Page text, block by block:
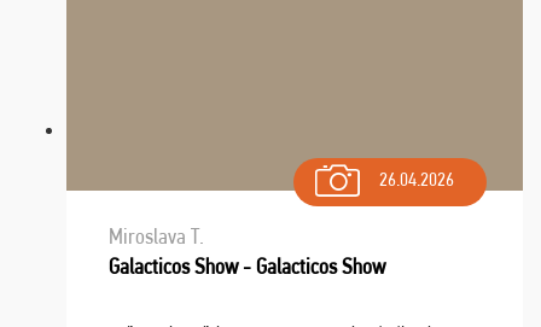
26.04.2026
Miroslava T.
Galacticos Show - Galacticos Show